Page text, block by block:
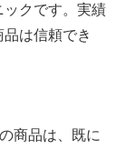
ックです。実績
は信頼でき
商品は、既に